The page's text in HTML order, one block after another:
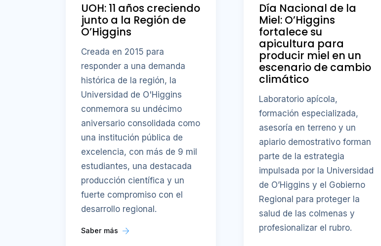
UOH: 11 años creciendo
junto a la Región de
O’Higgins
Creada en 2015 para
responder a una demanda
histórica de la región, la
Universidad de O'Higgins
conmemora su undécimo
aniversario consolidada como
una institución pública de
excelencia, con más de 9 mil
estudiantes, una destacada
producción científica y un
fuerte compromiso con el
desarrollo regional.
Saber más
Día Nacional de la
Miel: O’Higgins
fortalece su
apicultura para
producir miel en un
escenario de cambio
climático
Laboratorio apícola,
formación especializada,
asesoría en terreno y un
apiario demostrativo forman
parte de la estrategia
impulsada por la Universidad
de O’Higgins y el Gobierno
Regional para proteger la
salud de las colmenas y
profesionalizar el rubro.